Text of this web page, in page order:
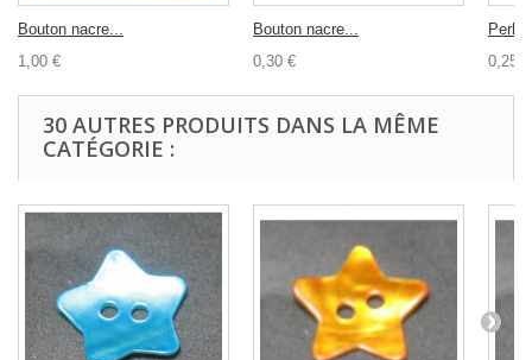
Bouton nacre...
1,00 €
Bouton nacre...
0,30 €
Perle
0,25 €
30 AUTRES PRODUITS DANS LA MÊME
CATÉGORIE :